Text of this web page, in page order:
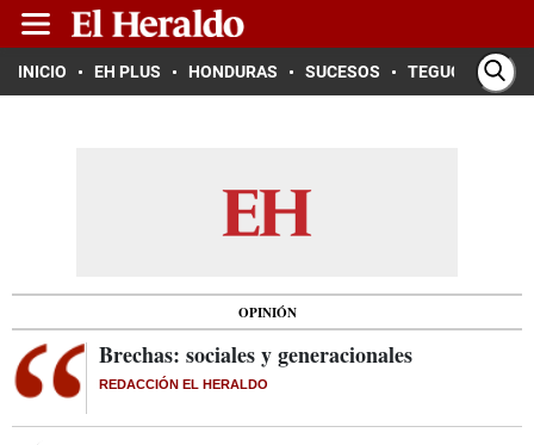
INICIO EH PLUS HONDURAS SUCESOS TEGUCIGALPA
OPINIÓN
Brechas: sociales y generacionales
REDACCIÓN EL HERALDO